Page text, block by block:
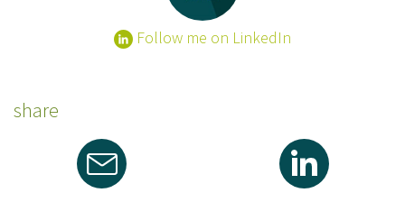
Follow me on LinkedIn
share